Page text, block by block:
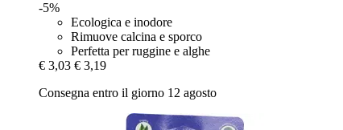
-5%
Ecologica e inodore
Rimuove calcina e sporco
Perfetta per ruggine e alghe
€ 3,03 € 3,19
Consegna entro il giorno 12 agosto